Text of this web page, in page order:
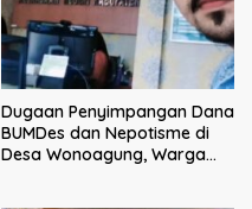
Dugaan Penyimpangan Dana
BUMDes dan Nepotisme di
Desa Wonoagung, Warga